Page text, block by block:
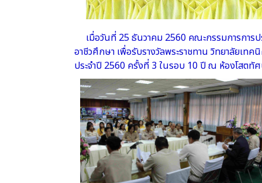
เมื่อวันที่ 25 ธันวาคม 2560 คณะกรรมการการป
อาชีวศึกษา เพื่อรับรางวัลพระราชทาน วิทยาลัยเ
ประจำปี 2560 ครั้งที่ 3 ในรอบ 10 ปี ณ ห้องโสตทั